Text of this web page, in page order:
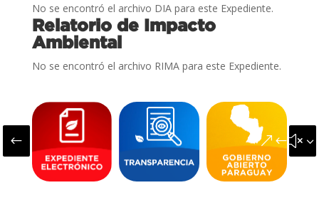
No se encontró el archivo DIA para este Expediente.
Relatorio de Impacto
Ambiental
No se encontró el archivo RIMA para este Expediente.
#